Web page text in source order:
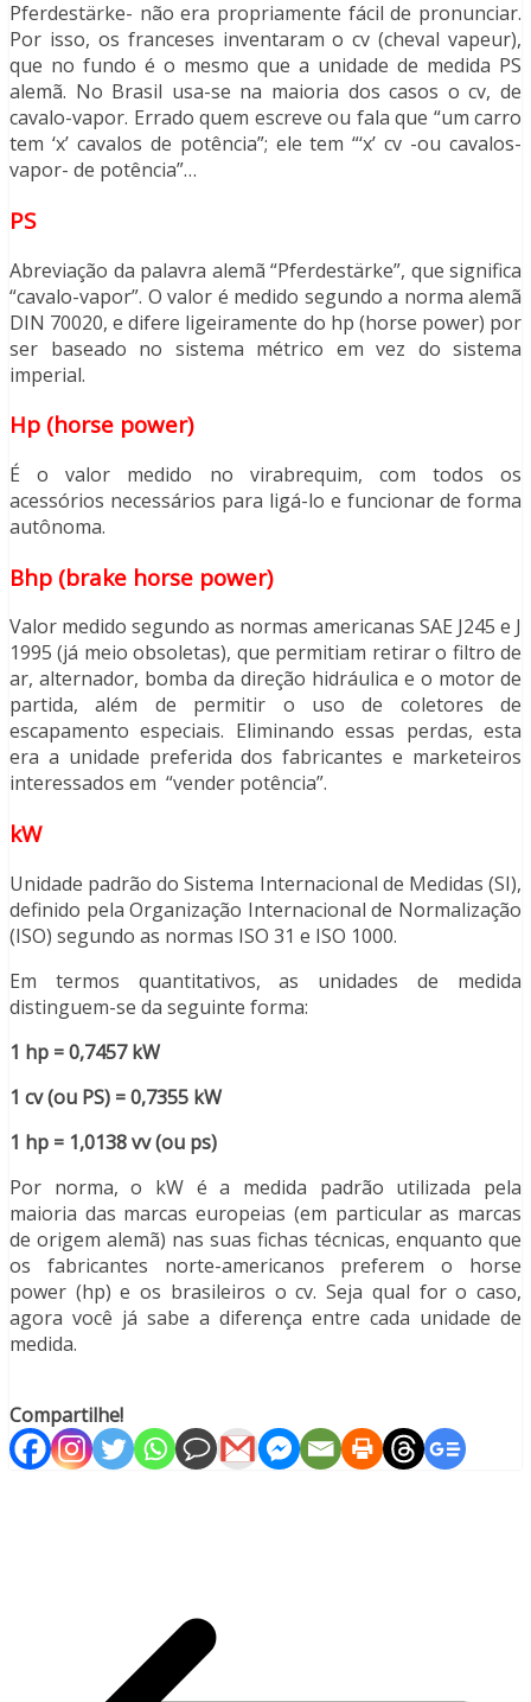
Pferdestärke- não era propriamente fácil de pronunciar.
Por isso, os franceses inventaram o cv (cheval vapeur),
que no fundo é o mesmo que a unidade de medida PS
alemã. No Brasil usa-se na maioria dos casos o cv, de
cavalo-vapor. Errado quem escreve ou fala que “um carro
tem ‘x’ cavalos de potência”; ele tem “‘x’ cv -ou cavalos-
vapor- de potência”…
PS
Abreviação da palavra alemã “Pferdestärke”, que significa
“cavalo-vapor”. O valor é medido segundo a norma alemã
DIN 70020, e difere ligeiramente do hp (horse power) por
ser baseado no sistema métrico em vez do sistema
imperial.
Hp (horse power)
É o valor medido no virabrequim, com todos os
acessórios necessários para ligá-lo e funcionar de forma
autônoma.
Bhp (brake horse power)
Valor medido segundo as normas americanas SAE J245 e J
1995 (já meio obsoletas), que permitiam retirar o filtro de
ar, alternador, bomba da direção hidráulica e o motor de
partida, além de permitir o uso de coletores de
escapamento especiais. Eliminando essas perdas, esta
era a unidade preferida dos fabricantes e marketeiros
interessados em “vender potência”.
kW
Unidade padrão do Sistema Internacional de Medidas (SI),
definido pela Organização Internacional de Normalização
(ISO) segundo as normas ISO 31 e ISO 1000.
Em termos quantitativos, as unidades de medida
distinguem-se da seguinte forma:
1 hp = 0,7457 kW
1 cv (ou PS) = 0,7355 kW
1 hp = 1,0138 vv (ou ps)
Por norma, o kW é a medida padrão utilizada pela
maioria das marcas europeias (em particular as marcas
de origem alemã) nas suas fichas técnicas, enquanto que
os fabricantes norte-americanos preferem o horse
power (hp) e os brasileiros o cv. Seja qual for o caso,
agora você já sabe a diferença entre cada unidade de
medida.
Compartilhe!